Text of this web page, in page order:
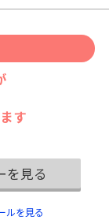
す
を見る
ルを見る